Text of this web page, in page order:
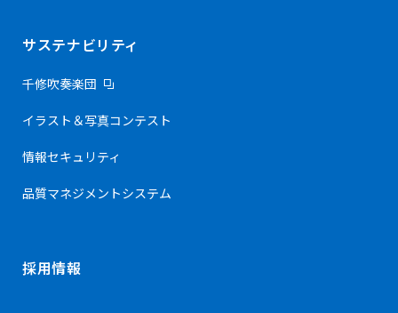
サステナビリティ
千修吹奏楽団
イラスト＆写真コンテスト
情報セキュリティ
品質マネジメントシステム
採用情報